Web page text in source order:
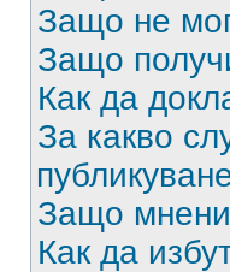
Защо не
Защо
Как да
За какво
Защо
Как да